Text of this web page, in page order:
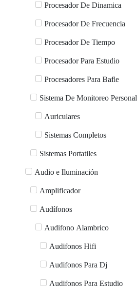
Procesador De Dinamica
Procesador De Frecuencia
Procesador De Tiempo
Procesador Para Estudio
Procesadores Para Bafle
Sistema De Monitoreo Personal
Auriculares
Sistemas Completos
Sistemas Portatiles
Audio e Iluminación
Amplificador
Audífonos
Audifono Alambrico
Audifonos Hifi
Audifonos Para Dj
Audifonos Para Estudio